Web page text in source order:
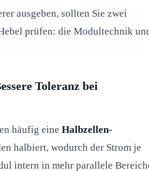
ausgeben, sollten Sie zwei
prüfen: die Modultechnik
Toleranz bei
häufig eine Halbzellen-
halbiert, wodurch der Strom je
intern in mehr parallele